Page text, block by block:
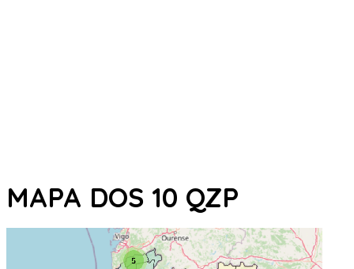
MAPA DOS 10 QZP